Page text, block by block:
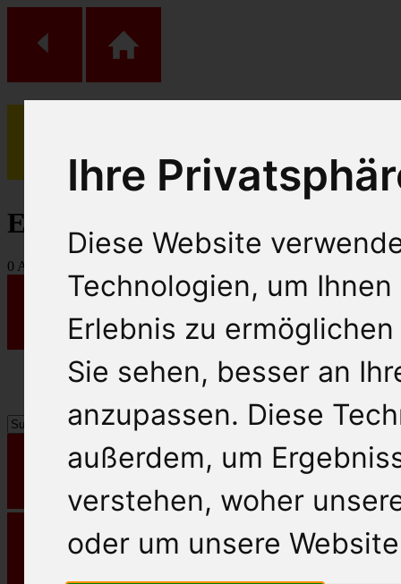
Ihre
Diese Website
Technologien, um
Erlebnis zu
Sie sehen, besser an
anzupassen. Diese
außerdem, um
verstehen, woher
oder um unsere
(0)
Einkaufs Wagen
0 Artikel